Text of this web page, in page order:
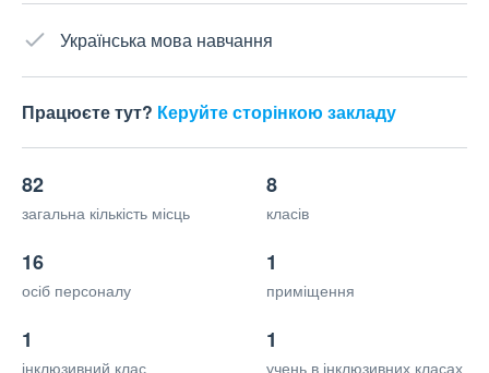
Українська мова навчання
Працюєте тут? Керуйте сторінкою закладу
82
загальна кількість місць
8
класів
16
осіб персоналу
1
приміщення
1
інклюзивний клас
1
учень в інклюзивних класах